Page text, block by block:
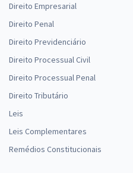
Direito Empresarial
Direito Penal
Direito Previdenciário
Direito Processual Civil
Direito Processual Penal
Direito Tributário
Leis
Leis Complementares
Remédios Constitucionais